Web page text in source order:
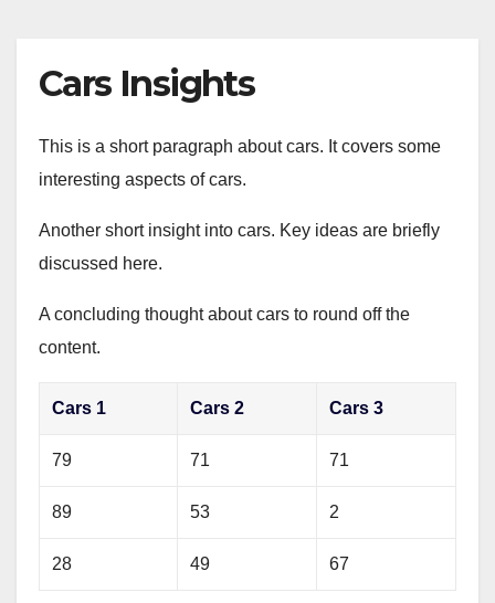
Cars Insights
This is a short paragraph about cars. It covers some
interesting aspects of cars.
Another short insight into cars. Key ideas are briefly
discussed here.
A concluding thought about cars to round off the
content.
Cars 1 Cars 2 Cars 3
79 71 71
89 53 2
28 49 67